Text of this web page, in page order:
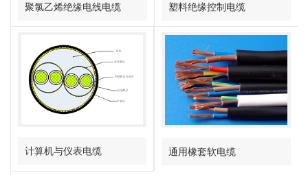
聚氯乙烯绝缘电线电缆 塑料绝缘控制电缆
计算机与仪表电缆 通用橡套软电缆